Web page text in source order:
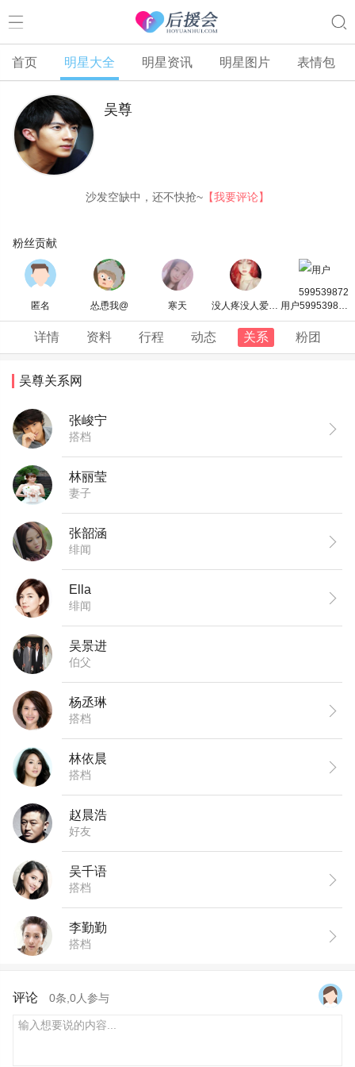
首页 明星大全 明星资讯 明星图片 表情包
吴尊
沙发空缺中，还不快抢~ 【我要评论】
粉丝贡献
匿名 怂恿我@ 寒天 没人疼没人爱的小家伙 用户5995398728
详情 资料 行程 动态 关系 粉团
吴尊关系网
张峻宁
搭档
林丽莹
妻子
张韶涵
绯闻
Ella
绯闻
吴景进
伯父
杨丞琳
搭档
林依晨
搭档
赵晨浩
好友
吴千语
搭档
李勤勤
搭档
评论 0条, 0人参与
输入想要说的内容...